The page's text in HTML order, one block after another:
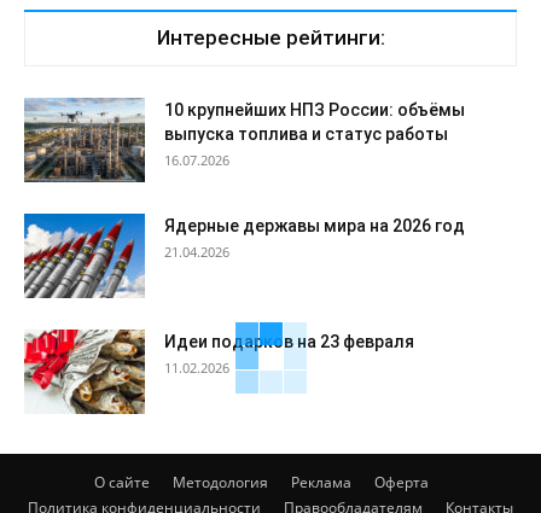
Интересные рейтинги:
10 крупнейших НПЗ России: объёмы
выпуска топлива и статус работы
16.07.2026
Ядерные державы мира на 2026 год
21.04.2026
Идеи подарков на 23 февраля
11.02.2026
О сайте Методология Реклама
Оферта
Политика конфиденциальности
Правообладателям Контакты